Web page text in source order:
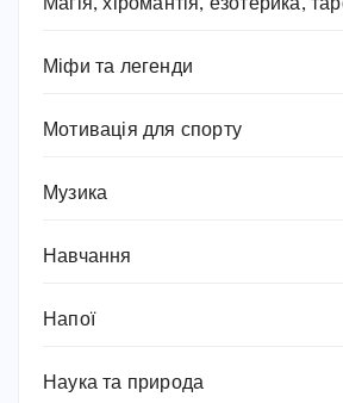
Магія, хіромантія, езотерика,
Міфи та легенди
Мотивація для спорту
Музика
Навчання
Напої
Наука та природа